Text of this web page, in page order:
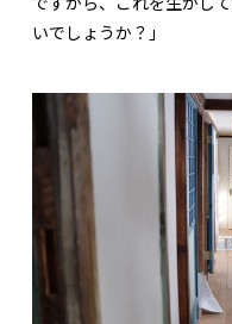
いでしょうか？」